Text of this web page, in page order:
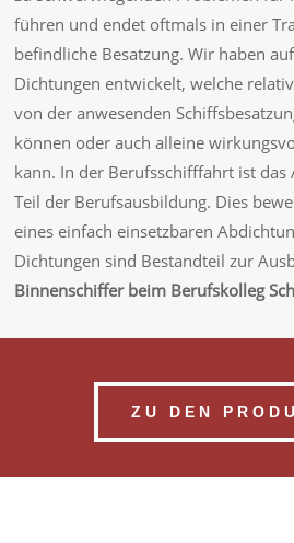
führen und endet oftmals in einer
befindliche Besatzung. Wir haben
Dichtungen entwickelt, welche
von der anwesenden
können oder auch alleine
kann. In der Berufsschifffahrt ist das
Teil der Berufsausbildung. Dies
eines einfach einsetzbaren
Dichtungen sind Bestandteil zur
Binnenschiffer beim Berufskolleg
ZU DEN